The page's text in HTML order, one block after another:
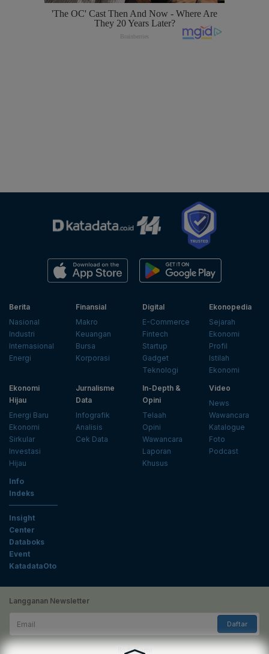
Berita
Nasional
Industri
Internasional
Energi
Finansial
Makro
Keuangan
Bursa
Korporasi
Digital
E-Commerce
Fintech
Startup
Gadget
Teknologi
Ekonopedia
Sejarah
Ekonomi
Profil
Istilah
Ekonomi
Ekonomi
Hijau
Energi Baru
Ekonomi
Sirkular
Investasi
Hijau
Jurnalisme
Data
Infografik
Analisis
Cek Data
In-Depth &
Opini
Telaah
Opini
Wawancara
Laporan
Khusus
Video
News
Wawancara
Katalogue
Foto
Podcast
Info
Indeks
Insight
Center
Databoks
Event
KatadataOto
Langganan Newsletter
Daftar
Ikuti Kami